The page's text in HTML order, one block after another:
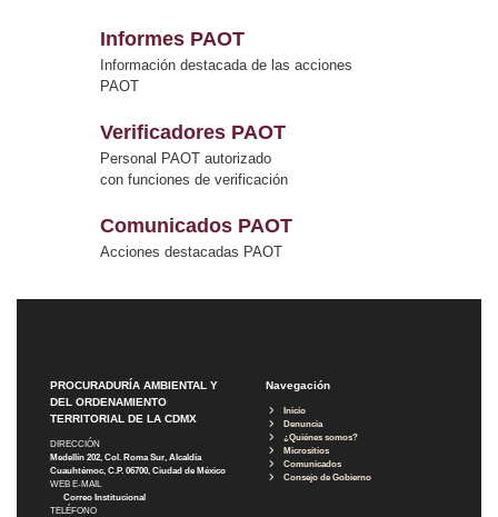
Informes PAOT
Información destacada de las acciones
PAOT
Verificadores PAOT
Personal PAOT autorizado
con funciones de verificación
Comunicados PAOT
Acciones destacadas PAOT
PROCURADURÍA AMBIENTAL Y
DEL ORDENAMIENTO
TERRITORIAL DE LA CDMX
DIRECCIÓN
Medellín 202, Col. Roma Sur, Alcaldía
Cuauhtémoc, C.P. 06700, Ciudad de México
WEB E-MAIL
Correo Institucional
TELÉFONO
Navegación
Inicio
Denuncia
¿Quiénes somos?
Micrositios
Comunicados
Consejo de Gobierno